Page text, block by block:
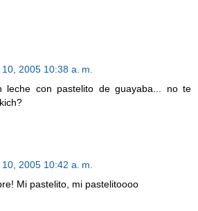
2005 10:38 a. m.
leche con pastelito de guayaba... no te
2005 10:42 a. m.
Mi pastelito, mi pastelitoooo